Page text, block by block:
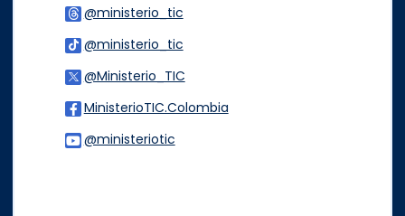
@ministerio_tic
@ministerio_tic
@Ministerio_TIC
MinisterioTIC.Colombia
@ministeriotic